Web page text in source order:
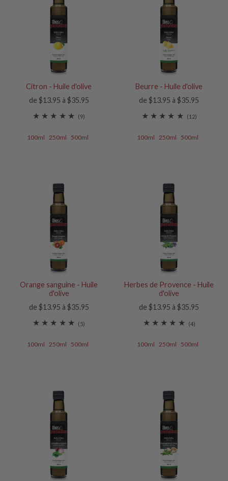
Citron - Huile d'olive
de $13.95 à $35.95
(9)
100ml 250ml 500ml
Beurre - Huile d'olive
de $13.95 à $35.95
(12)
100ml 250ml 500ml
Orange sanguine - Huile
d'olive
de $13.95 à $35.95
(5)
100ml 250ml 500ml
Herbes de Provence - Huile
d'olive
de $13.95 à $35.95
(4)
100ml 250ml 500ml